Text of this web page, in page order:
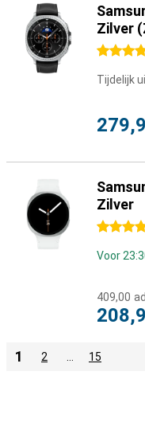
Zilver
4.5
Tijdelijk
Zilver
4.5
Voor
409,00
1 2 15